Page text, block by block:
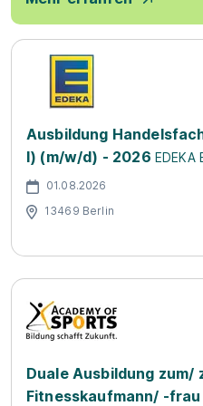
Ausbildung
I) (m/w/d) - 2026
01.08.2026
13469 Berlin
Duale Ausbildung zum/
Fitnesskaufmann/ -